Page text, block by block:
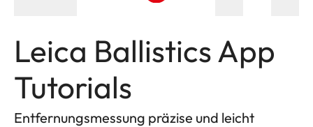
Leica Ballistics App
Tutorials
Entfernungsmessung präzise und leicht